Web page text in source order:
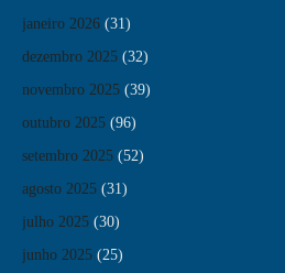
janeiro 2026 (31)
dezembro 2025 (32)
novembro 2025 (39)
outubro 2025 (96)
setembro 2025 (52)
agosto 2025 (31)
julho 2025 (30)
junho 2025 (25)